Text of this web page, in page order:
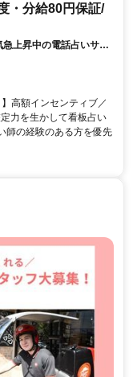
・分給80円保証/
急上昇中の電話占いサイ
高額インセンティブ／
力を生かして看板占い
師の経験のある方を優先